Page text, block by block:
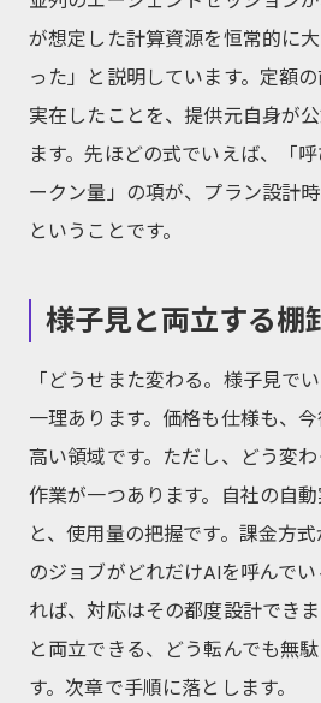
が想定した計算資源を恒常的に
った」と説明しています。定額
実在したことを、提供元自身が
ます。先ほどの式でいえば、「
ークン量」の項が、プラン設計
ということです。
様子見と両立する棚
「どうせまた変わる。様子見で
一理あります。価格も仕様も、
高い領域です。ただし、どう変
作業が一つあります。自社の自
と、使用量の把握です。課金方
のジョブがどれだけAIを呼んで
れば、対応はその都度設計でき
と両立できる、どう転んでも無
す。次章で手順に落とします。